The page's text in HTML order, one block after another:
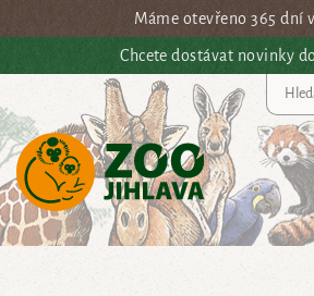
Přejít na hlavní obsahMáme otevřeno 365 dní
Chcete dostávat novinky